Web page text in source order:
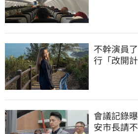
不幹演員
行「改開
會議記錄
安市長請